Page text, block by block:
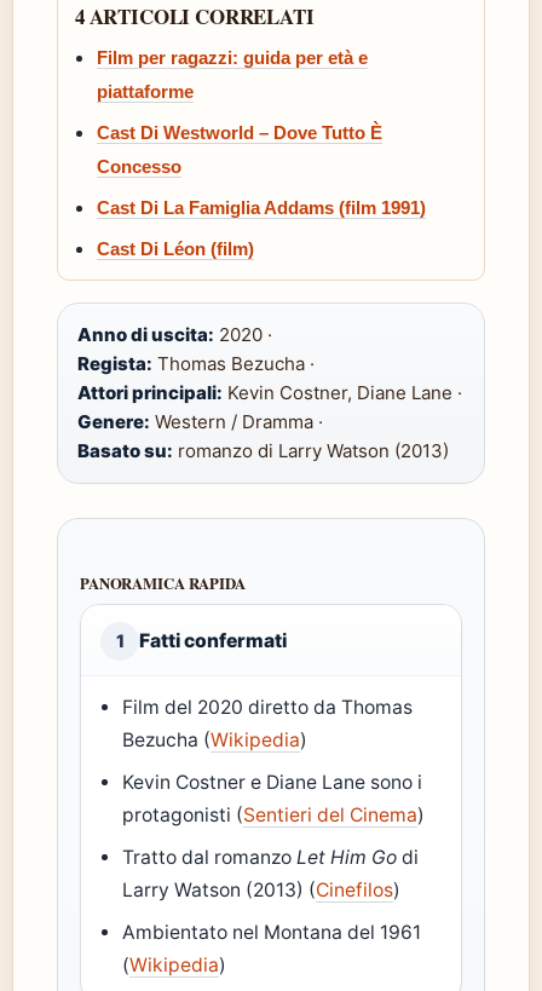
4 ARTICOLI CORRELATI
Film per ragazzi: guida per età e
piattaforme
Cast Di Westworld – Dove Tutto È
Concesso
Cast Di La Famiglia Addams (film 1991)
Cast Di Léon (film)
Anno di uscita: 2020 ·
Regista: Thomas Bezucha ·
Attori principali: Kevin Costner, Diane Lane ·
Genere: Western / Dramma ·
Basato su: romanzo di Larry Watson (2013)
PANORAMICA RAPIDA
1 Fatti confermati
Film del 2020 diretto da Thomas
Bezucha (Wikipedia)
Kevin Costner e Diane Lane sono i
protagonisti (Sentieri del Cinema)
Tratto dal romanzoLet Him Go di
Larry Watson (2013) (Cinefilos)
Ambientato nel Montana del 1961
(Wikipedia)